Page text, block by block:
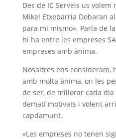
Des de IC Serveis us volem
Mikel Etxebarria Dobaran
para mi mismo». Parla de
hi ha entre les empreses
empreses amb ànima.
Nosaltres ens consideram,
amb molta ànima, on les
de ser, de millorar cada dia
dematí motivats i volent
capdamunt.
«Les empreses no tenen